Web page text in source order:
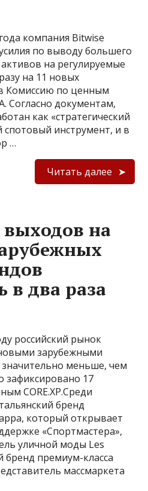
компания Bitwise
по выводу большего
на регулируемые
на 11 новых
Комиссию по ценным
Согласно документам,
как «стратегический
спотовый инструмент, и в
…
Читать далее
выходов на
в два раза
российский рынок
зарубежными
меньше, чем
зафиксировано 17
CORE.XP.Среди
бренд
который открывает
«Спортмастера»,
уличной моды Les
бренд премиум-класса
массмаркета